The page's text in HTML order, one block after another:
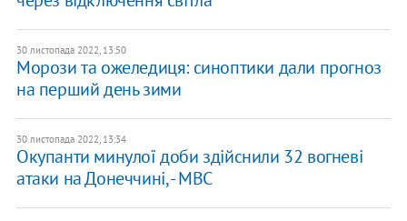
30 листопада 2022, 13:50
Морози та ожеледиця: синоптики дали прогноз
на перший день зими
30 листопада 2022, 13:34
Окупанти минулої доби здійснили 32 вогневі
атаки на Донеччині, - МВС